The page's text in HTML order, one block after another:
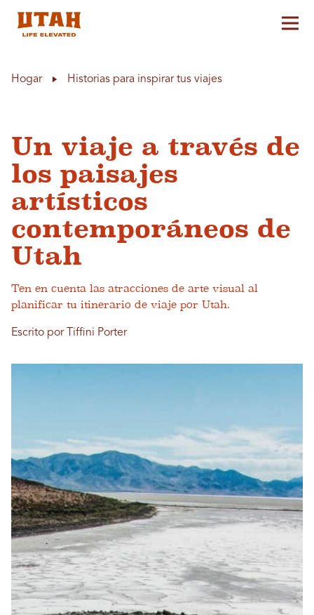
Hogar Historias para inspirar tus viajes
Un viaje a través de
los paisajes
artísticos
contemporáneos de
Utah
Ten en cuenta las atracciones de arte visual al
planificar tu itinerario de viaje por Utah.
Escrito por Tiffini Porter